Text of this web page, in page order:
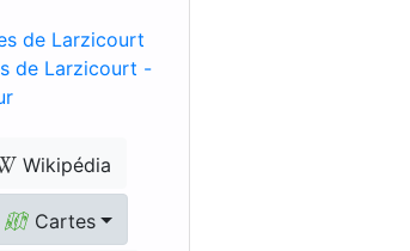
Wikipédia
Cartes